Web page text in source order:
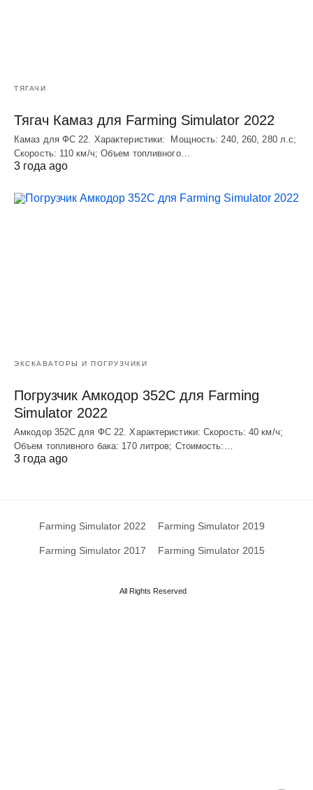
ТЯГАЧИ
Тягач Камаз для Farming Simulator 2022
Камаз для ФС 22. Характеристики: Мощность: 240, 260, 280 л.с;
Скорость: 110 км/ч; Объем топливного…
3 года ago
ЭКСКАВАТОРЫ И ПОГРУЗЧИКИ
Погрузчик Амкодор 352С для Farming
Simulator 2022
Амкодор 352С для ФС 22. Характеристики: Скорость: 40 км/ч;
Объем топливного бака: 170 литров; Стоимость:…
3 года ago
Farming Simulator 2022 Farming Simulator 2019
Farming Simulator 2017 Farming Simulator 2015
All Rights Reserved